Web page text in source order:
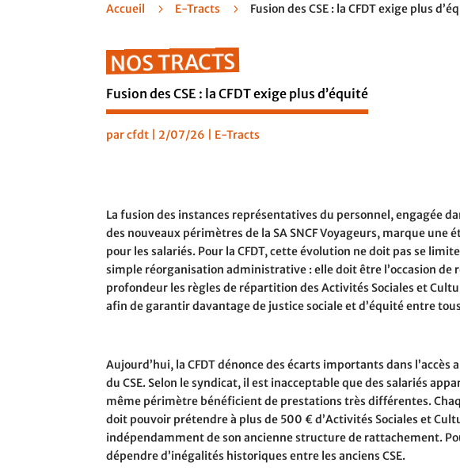
Accueil 5 E-Tracts 5 Fusion des CSE : la CFDT exige plus
NOS TRACTS
Fusion des CSE : la CFDT exige plus d’équité
parcfdt 2/07/26 E-Tracts
La fusion des instances représentatives du personnel, engagée
des nouveaux périmètres de la SA SNCF Voyageurs, marque une
pour les salariés. Pour la CFDT, cette évolution ne doit pas se
simple réorganisation administrative : elle doit être l’occasion de
profondeur les règles de répartition des Activités Sociales et
afin de garantir davantage de justice sociale et d’équité entre
Aujourd’hui, la CFDT dénonce des écarts importants dans l’accès
du CSE. Selon le syndicat, il est inacceptable que des salariés
même périmètre bénéficient de prestations très différentes.
doit pouvoir prétendre à plus de 500 € d’Activités Sociales et
indépendamment de son ancienne structure de rattachement.
dépendre d’inégalités historiques entre les anciens CSE.